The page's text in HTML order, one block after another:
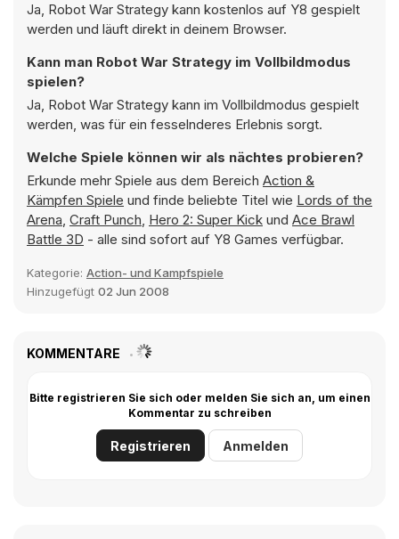
Ja, Robot War Strategy kann kostenlos auf Y8 gespielt
werden und läuft direkt in deinem Browser.
Kann man Robot War Strategy im Vollbildmodus
spielen?
Ja, Robot War Strategy kann im Vollbildmodus gespielt
werden, was für ein fesselnderes Erlebnis sorgt.
Welche Spiele können wir als nächtes probieren?
Erkunde mehr Spiele aus dem Bereich Action &
Kämpfen Spiele und finde beliebte Titel wie Lords of the
Arena, Craft Punch, Hero 2: Super Kick und Ace Brawl
Battle 3D - alle sind sofort auf Y8 Games verfügbar.
Kategorie: Action- und Kampfspiele
Hinzugefügt 02 Jun 2008
KOMMENTARE
Bitte registrieren Sie sich oder melden Sie sich an, um einen
Kommentar zu schreiben
Registrieren Anmelden